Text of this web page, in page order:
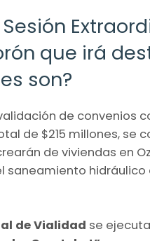
que irá
son?
de convenios
de $215 millones, se
de viviendas en
saneamiento hidráulico
de Vialidad se